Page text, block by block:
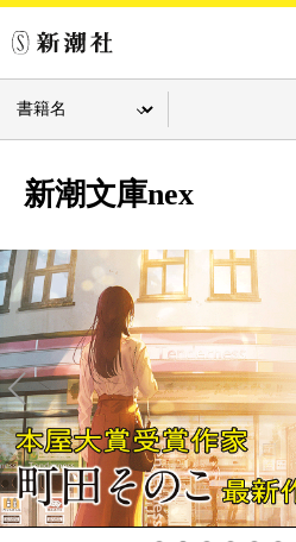
新潮文庫nex
Pre
v